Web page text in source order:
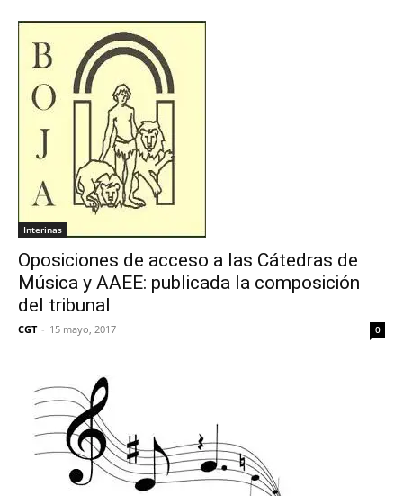
Interinas
Oposiciones de acceso a las Cátedras de
Música y AAEE: publicada la composición
del tribunal
CGT - 15 mayo, 2017 0